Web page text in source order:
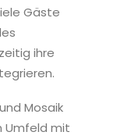
Gäste
ihre
Mosaik
Umfeld mit